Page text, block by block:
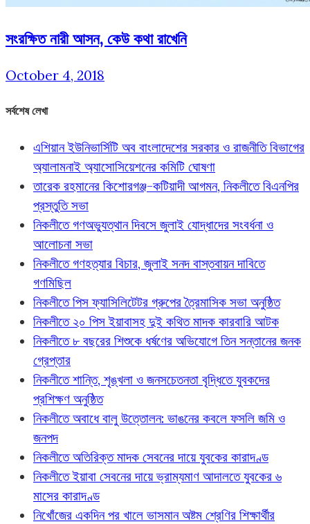
সংরক্ষিত নারী আসন, কেউ কথা রাখেনি
October 4, 2018
সর্বশেষ লেখা
এশিয়ান ইউনিভার্সিটি অব বাংলাদেশের সরকার ও রাজনীতি বিভাগের
অ্যালামনাই অ্যাসোসিয়েশনের কমিটি ঘোষণা
তারেক রহমানের কিশোরগঞ্জ-কটিয়াদী আগমন, নিকলীতে বিএনপির
প্রস্তুতি সভা
নিকলীতে গণঅভ্যুত্থান দিবসে জুলাই যোদ্ধাদের সংবর্ধনা ও
আলোচনা সভা
নিকলীতে গণহত্যার বিচার, জুলাই সনদ বাস্তবায়ন দাবিতে
গণমিছিল
নিকলীতে পিস ফ্যাসিলিটেটর গ্রুপের ত্রৈমাসিক সভা অনুষ্ঠিত
নিকলীতে ২০ পিস ইয়াবাসহ দুই কথিত মাদক কারবারি আটক
নিকলীতে ৮ বছরের শিশুকে ধর্ষণের অভিযোগে তিন সন্তানের জনক
গ্রেপ্তার
নিকলীতে শান্তি, শৃঙ্খলা ও জনসচেতনতা বৃদ্ধিতে যুবকদের
প্রশিক্ষণ অনুষ্ঠিত
নিকলীতে অবাধে বালু উত্তোলন: ভাঙনের কবলে ফসলি জমি ও
জনপদ
নিকলীতে অতিরিক্ত মাদক সেবনের দায়ে যুবকের কারাদণ্ড
নিকলীতে ইয়াবা সেবনের দায়ে ভ্রাম্যমাণ আদালতে যুবকের ৬
মাসের কারাদণ্ড
নিখোঁজের একদিন পর খালে ভাসমান অষ্টম শ্রেণির শিক্ষার্থীর